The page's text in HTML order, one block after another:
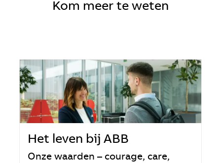
Kom meer te weten
Het leven bij ABB
Onze waarden – courage, care,